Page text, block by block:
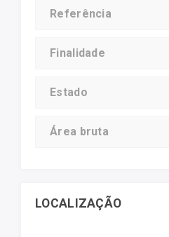
Referência
Finalidade
Estado
Área bruta
LOCALIZAÇÃO